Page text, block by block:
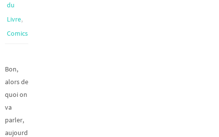
du
Livre,
Comics
Bon,
alors de
quoi on
va
parler,
aujourd